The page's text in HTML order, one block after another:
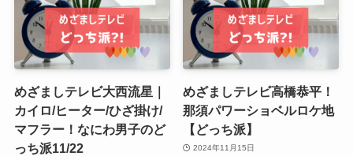
めざましテレビ大西流星｜
カイロ/ヒーター/ひざ掛け/
マフラー！なにわ男子のど
っち派11/22
めざましテレビ高橋恭平！
那須パワーショベルロケ地
【どっち派】
2024年11月15日